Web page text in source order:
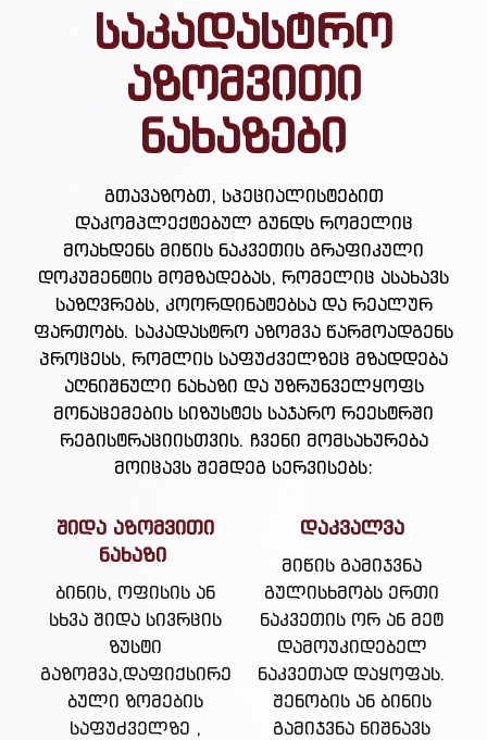
საკადასტრო
აზომვითი
ნახაზები
გთავაზობთ, სპეციალისტებით
დაკომპლექტებულ გუნდს რომელიც
მოახდენს მიწის ნაკვეთის გრაფიკული
დოკუმენტის მომზადებას, რომელიც ასახავს
საზღვრებს, კოორდინატებსა და რეალურ
ფართობს. საკადასტრო აზომვა წარმოადგენს
პროცესს, რომლის საფუძველზეც მზადდება
აღნიშნული ნახაზი და უზრუნველყოფს
მონაცემების სიზუსტეს საჯარო რეესტრში
რეგისტრაციისთვის. ჩვენი მომსახურება
მოიცავს შემდეგ სერვისებს:
შიდა აზომვითი
ნახაზი
ბინის, ოფისის ან
სხვა შიდა სივრცის
ზუსტი
გაზომვა,დაფიქსირე
ბული ზომების
საფუძველზე ,
დაკვალვა
მიწის გამიჯვნა
გულისხმობს ერთი
ნაკვეთის ორ ან მეტ
დამოუკიდებელ
ნაკვეთად დაყოფას.
შენობის ან ბინის
გამიჯვნა ნიშნავს